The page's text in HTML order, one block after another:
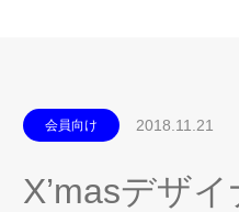
会員向け 2018.11.21
X’masデザ